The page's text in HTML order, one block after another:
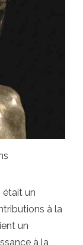
était un
à la
un
à la